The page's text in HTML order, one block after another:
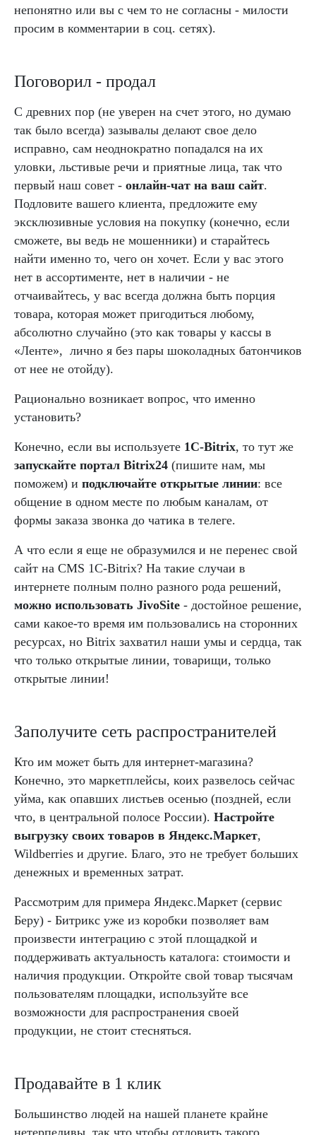
непонятно или вы с чем то не согласны - милости
просим в комментарии в соц. сетях).
Поговорил - продал
С древних пор (не уверен на счет этого, но думаю
так было всегда) зазывалы делают свое дело
исправно, сам неоднократно попадался на их
уловки, льстивые речи и приятные лица, так что
первый наш совет - онлайн-чат на ваш сайт.
Подловите вашего клиента, предложите ему
эксклюзивные условия на покупку (конечно, если
сможете, вы ведь не мошенники) и старайтесь
найти именно то, чего он хочет. Если у вас этого
нет в ассортименте, нет в наличии - не
отчаивайтесь, у вас всегда должна быть порция
товара, которая может пригодиться любому,
абсолютно случайно (это как товары у кассы в
«Ленте», лично я без пары шоколадных батончиков
от нее не отойду).
Рационально возникает вопрос, что именно
установить?
Конечно, если вы используете 1C-Bitrix, то тут же
запускайте портал Bitrix24 (пишите нам, мы
поможем) и подключайте открытые линии: все
общение в одном месте по любым каналам, от
формы заказа звонка до чатика в телеге.
А что если я еще не образумился и не перенес свой
сайт на CMS 1C-Bitrix? На такие случаи в
интернете полным полно разного рода решений,
можно использовать JivoSite - достойное решение,
сами какое-то время им пользовались на сторонних
ресурсах, но Bitrix захватил наши умы и сердца, так
что только открытые линии, товарищи, только
открытые линии!
Заполучите сеть распространителей
Кто им может быть для интернет-магазина?
Конечно, это маркетплейсы, коих развелось сейчас
уйма, как опавших листьев осенью (поздней, если
что, в центральной полосе России). Настройте
выгрузку своих товаров в Яндекс.Маркет,
Wildberries и другие. Благо, это не требует больших
денежных и временных затрат.
Рассмотрим для примера Яндекс.Маркет (сервис
Беру) - Битрикс уже из коробки позволяет вам
произвести интеграцию с этой площадкой и
поддерживать актуальность каталога: стоимости и
наличия продукции. Откройте свой товар тысячам
пользователям площадки, используйте все
возможности для распространения своей
продукции, не стоит стесняться.
Продавайте в 1 клик
Большинство людей на нашей планете крайне